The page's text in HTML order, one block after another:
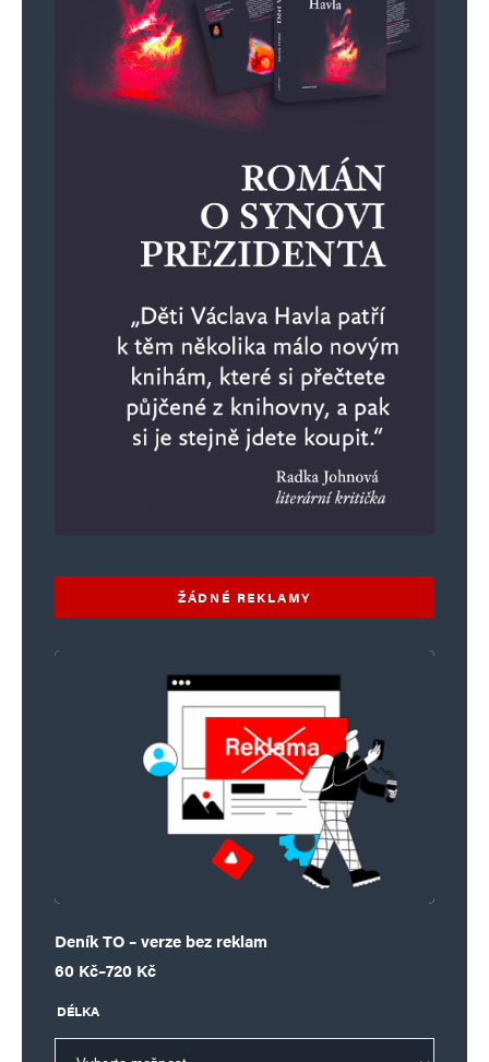
ŽÁDNÉ REKLAMY
Deník TO – verze bez reklam
60 Kč–720 Kč
Rozpětí cen: 60 Kč až 720 Kč
DÉLKA